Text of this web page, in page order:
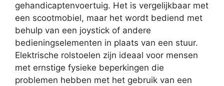
gehandicaptenvoertuig. Het is vergelijkbaar met
een scootmobiel, maar het wordt bediend met
behulp van een joystick of andere
bedieningselementen in plaats van een stuur.
Elektrische rolstoelen zijn ideaal voor mensen
met ernstige fysieke beperkingen die
problemen hebben met het gebruik van een